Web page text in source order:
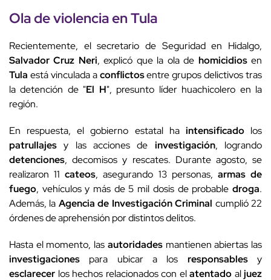
Ola deviolenciaenTula
Recientemente, el secretario de Seguridad en Hidalgo,
Salvador Cruz Neri, explicó que la ola de homicidiosen
Tula está vinculada aconflictosentre grupos delictivos tras
la detención de "El H", presunto líder huachicolero en la
región.
En respuesta, el gobierno estatal ha intensificadolos
patrullajes y las acciones de investigación, logrando
detenciones, decomisos y rescates. Durante agosto, se
realizaron 11cateos, asegurando 13 personas, armas de
fuego, vehículos y más de 5 mil dosis de probable droga.
Además, la Agencia de Investigación Criminal cumplió 22
órdenes de aprehensión por distintos delitos.
Hasta el momento, las autoridadesmantienen abiertas las
investigaciones para ubicar a los responsablesy
esclarecer los hechos relacionados con elatentado aljuez